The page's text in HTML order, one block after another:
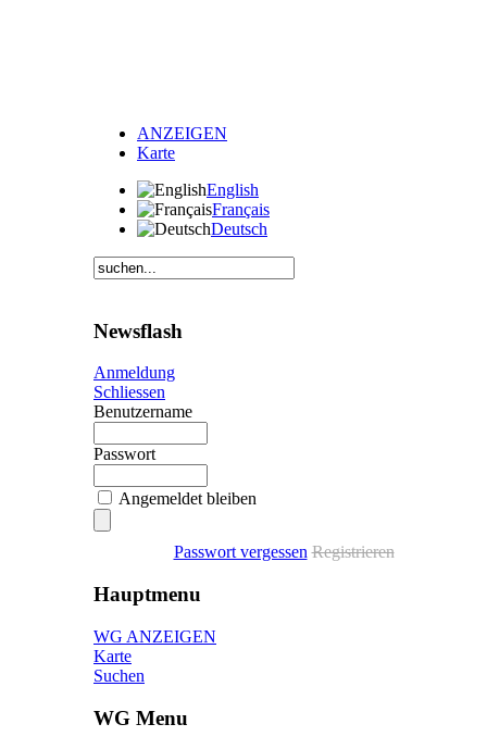
ANZEIGEN
Karte
English
Français
Deutsch
Newsflash
Anmeldung
Schliessen
Benutzername
Passwort
Angemeldet bleiben
Passwort vergessen Registrieren
Hauptmenu
WG ANZEIGEN
Karte
Suchen
WG Menu